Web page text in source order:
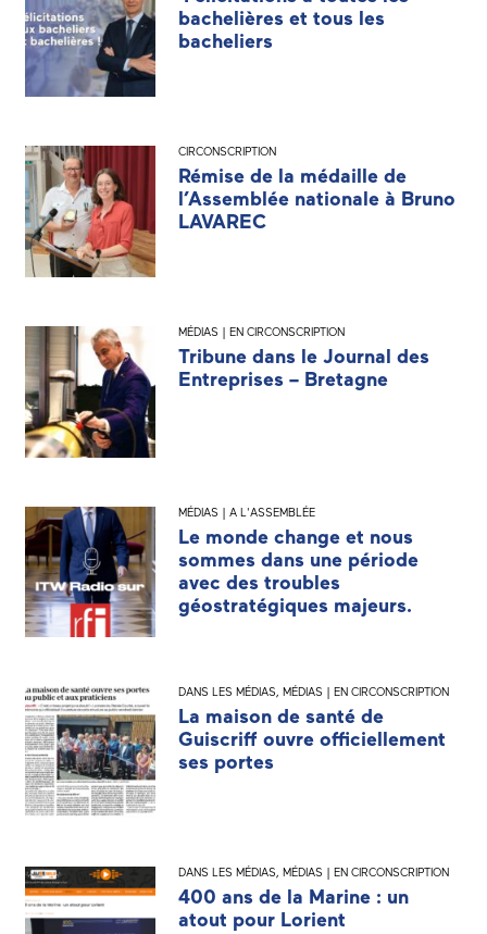
bachelières et tous les
bacheliers
CIRCONSCRIPTION
Rémise de la médaille de
l’Assemblée nationale à Bruno
LAVAREC
MÉDIAS | EN CIRCONSCRIPTION
Tribune dans le Journal des
Entreprises – Bretagne
MÉDIAS | A L'ASSEMBLÉE
Le monde change et nous
sommes dans une période
avec des troubles
géostratégiques majeurs.
DANS LES MÉDIAS, MÉDIAS | EN CIRCONSCRIPTION
La maison de santé de
Guiscriff ouvre officiellement
ses portes
DANS LES MÉDIAS, MÉDIAS | EN CIRCONSCRIPTION
400 ans de la Marine : un
atout pour Lorient